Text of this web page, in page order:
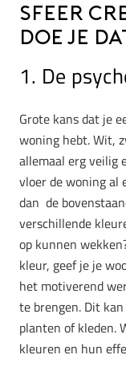
Sfeer
doe je
1. De
Grote kans dat je
woning hebt. Wit,
allemaal erg veilig
vloer de woning al
dan de
verschillende
op kunnen
kleur, geef je je
het motiverend
te brengen. Dit
planten of kleden.
kleuren en hun